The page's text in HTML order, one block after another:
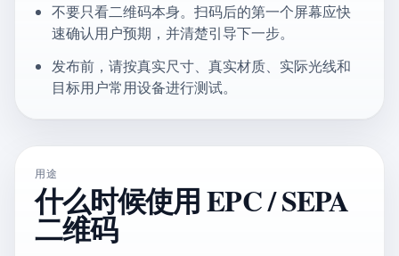
不要只看二维码本身。扫码后的第一个屏幕应快
速确认用户预期，并清楚引导下一步。
发布前，请按真实尺寸、真实材质、实际光线和
目标用户常用设备进行测试。
用途
什么时候使用 EPC / SEPA
二维码